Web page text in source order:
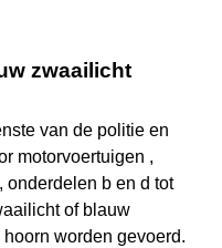
zwaailicht
van de politie en
motorvoertuigen ,
onderdelen b en d tot
of blauw
worden gevoerd.